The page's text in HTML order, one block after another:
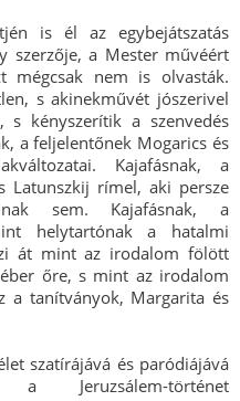
is él az egybejátszatás
szerzője, a Mester művéért
mégcsak nem is olvasták.
s akinekművét jószerivel
kényszerítik a szenvedés
a feljelentőnek Mogarics és
Kajafásnak, a
Latunszkij rímel, aki persze
sem. Kajafásnak, a
helytartónak a hatalmi
át mint az irodalom fölött
őre, s mint az irodalom
a tanítványok, Margarita és
szatírájává és paródiájává
a Jeruzsálem-történet